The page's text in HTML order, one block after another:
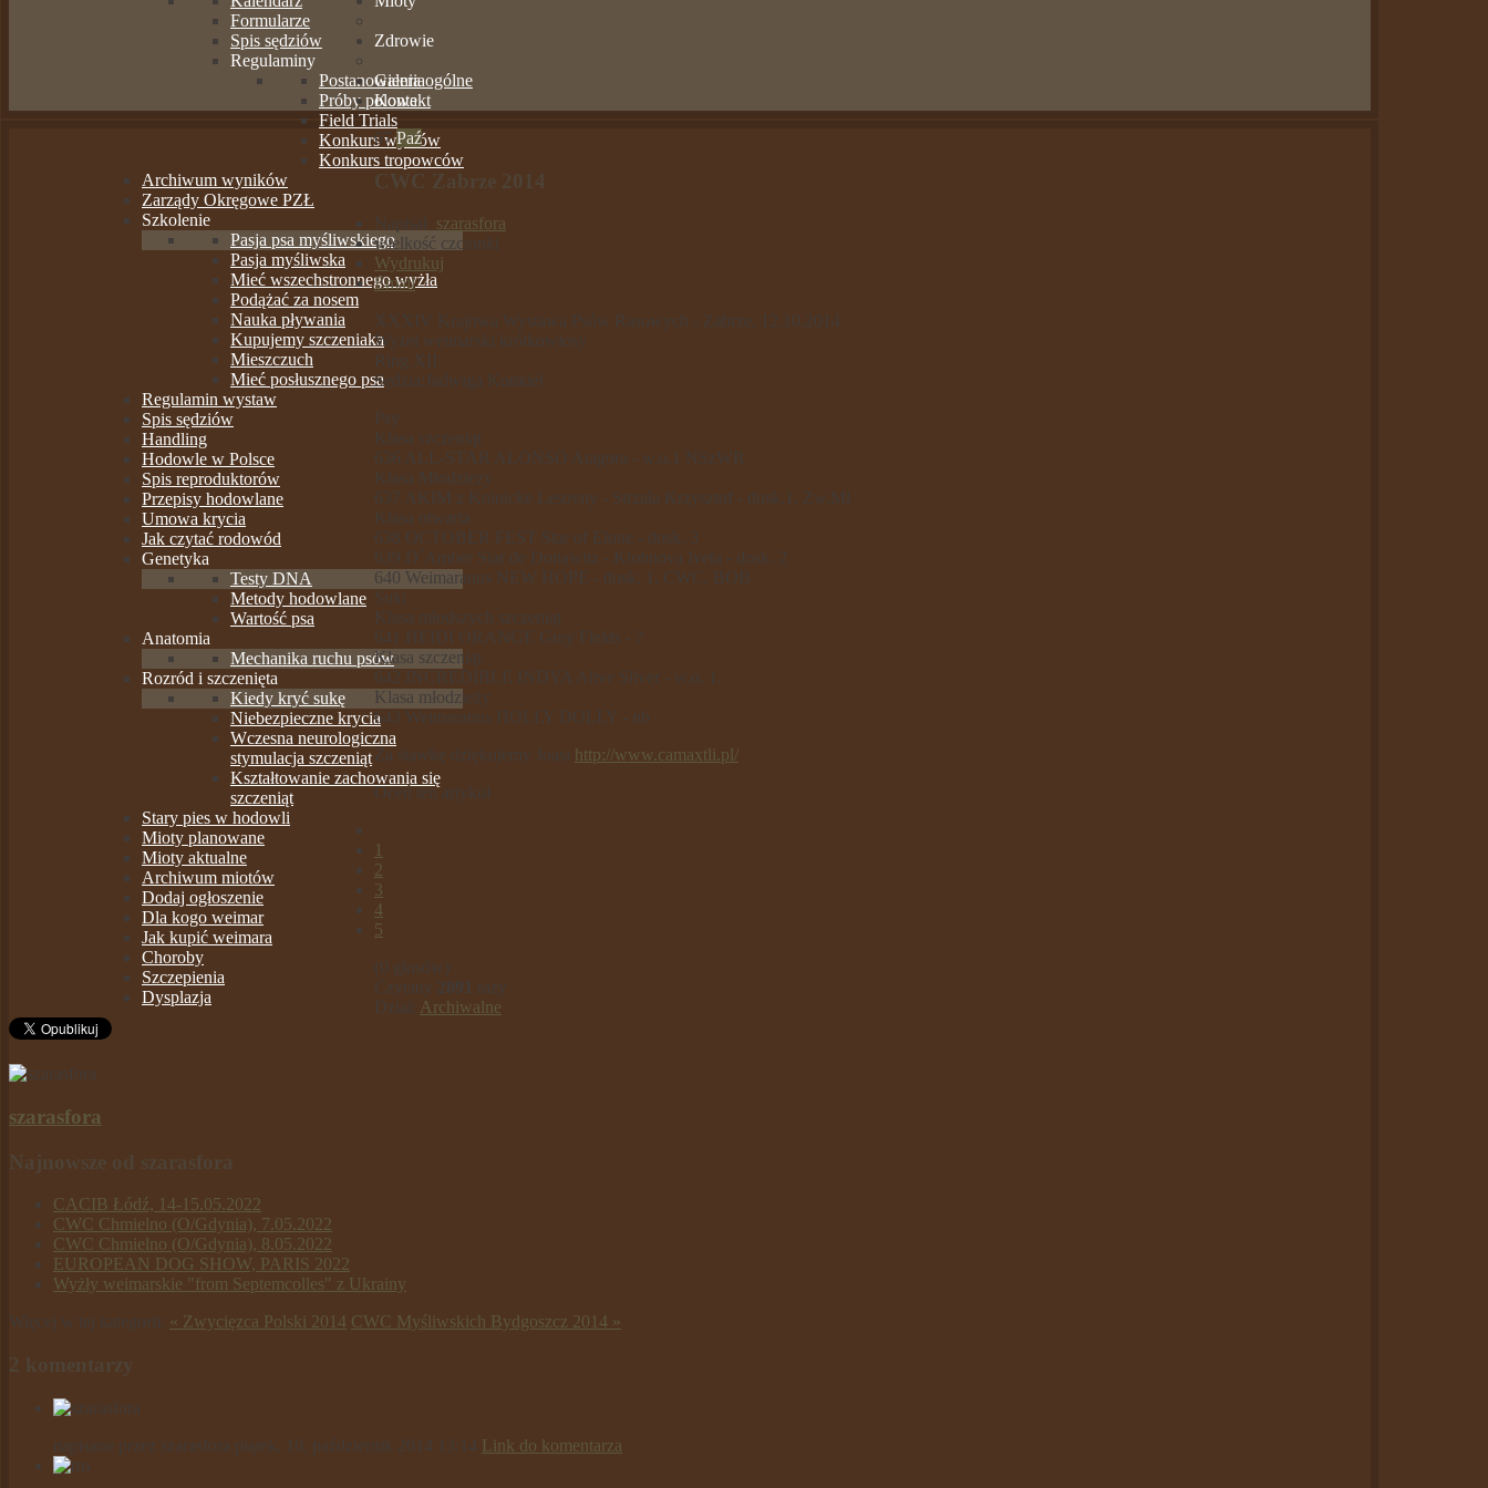
Formularze
Spis sędziów
Regulaminy
Postanowienia ogólne
Próby polowe
Field Trials
Konkurs wyżłów
Konkurs tropowców
Archiwum wyników
Zarządy Okręgowe PZŁ
Szkolenie
Pasja psa myśliwskiego
Pasja myśliwska
Mieć wszechstronnego wyżła
Podążać za nosem
Nauka pływania
Kupujemy szczeniaka
Mieszczuch
Mieć posłusznego psa
Regulamin wystaw
Spis sędziów
Handling
Hodowle w Polsce
Spis reproduktorów
Przepisy hodowlane
Umowa krycia
Jak czytać rodowód
Genetyka
Testy DNA
Metody hodowlane
Wartość psa
Anatomia
Mechanika ruchu psów
Rozród i szczenięta
Kiedy kryć sukę
Niebezpieczne krycia
Wczesna neurologiczna
stymulacja szczeniąt
Kształtowanie zachowania się
szczeniąt
Stary pies w hodowli
Mioty planowane
Mioty aktualne
Archiwum miotów
Dodaj ogłoszenie
Dla kogo weimar
Jak kupić weimara
Zdrowie
Choroby
Szczepienia
Dysplazja
Galeria
Kontakt
07 Paź
CWC Zabrze 2014
Napisał szarasfora
wielkość czcionki
Wydrukuj
Email
XXXIV Krajowa Wystawa Psów Rasowych - Zabrze, 12.10.2014
Wyżeł weimarski krótkowłosy
Ring XII
Sędzia:Jadwiga Konkiel
Psy
Klasa szczeniąt
636 ALL-STAR ALONSO Atagora - w.o.1 NSzWR
Klasa Młodziezy
637 AKIM z Kninicke Lesovny - Strzała Krzysztof - dosk.1, Zw.Mł
Klasa otwarta
638 OCTOBER FEST Star of Elune - dosk. 3
639 D´Amber Star de Donawitz - Klohnova Iveta - dosk. 2
640 Weimaranus NEW HOPE - dosk. 1, CWC, BOB
Suki
Klasa młodszych szczeniąt
641 HEIDI ORANGE Grey Fields - ?
Klasa szczeniąt
642 INCREDIBLE INDYA Alive Silver - w.o. 1.
Klasa młodzieży
643 Weimaranus HOLLY DOLLY - nb
Za stawkę dziękujemy Joasi http://www.camaxtli.pl/
Oceń ten artykuł
1
2
3
4
5
(0 głosów)
Czytany 2891
razy
Dział:
Archiwalne
szarasfora
Najnowsze od szarasfora
CACIB Łódź, 14-15.05.2022
CWC Chmielno (O/Gdynia), 7.05.2022
CWC Chmielno (O/Gdynia), 8.05.2022
EUROPEAN DOG SHOW, PARIS 2022
Wyżły weimarskie "from Septemcolles" z Ukrainy
Więcej w tej kategorii:
« Zwycięzca Polski 2014 CWC Myśliwskich Bydgoszcz 2014 »
2 komentarzy
napisane przez szarasfora piątek, 10, październik 2014 13:14 Link do komentarza